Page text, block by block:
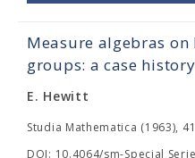
Measure algebras
groups: a case
E. Hewitt
Studia Mathematica (1963),
DOI: 10.4064/sm-Special